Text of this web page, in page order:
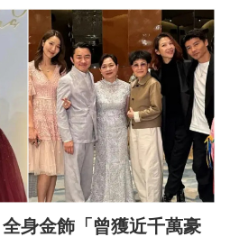
身金飾「曾獲近千萬豪